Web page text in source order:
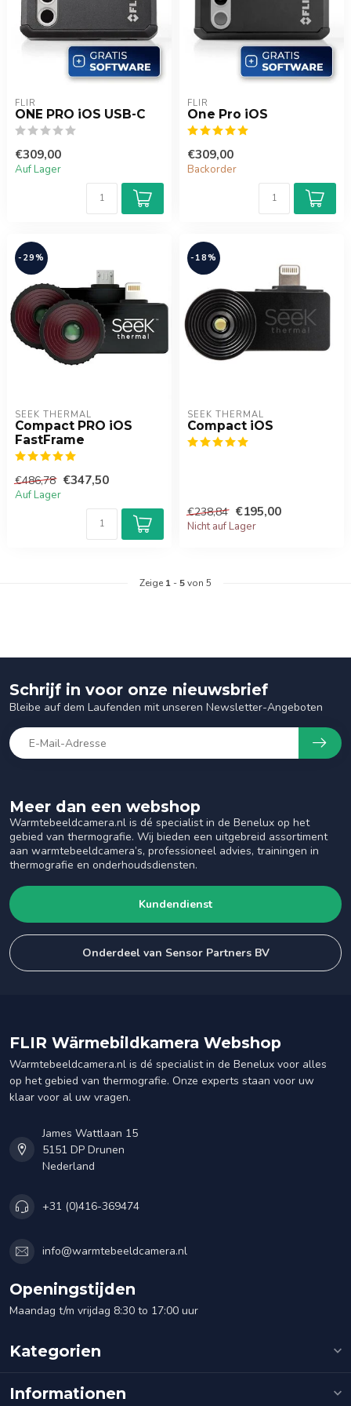
FLIR
ONE PRO iOS USB-C
€309,00
Auf Lager
FLIR
One Pro iOS
€309,00
Backorder
-29%
SEEK THERMAL
Compact PRO iOS
FastFrame
€486,78 €347,50
Auf Lager
-18%
SEEK THERMAL
Compact iOS
€238,84 €195,00
Nicht auf Lager
Zeige 1 -5von 5
Meer dan een webshop
Warmtebeeldcamera.nl is dé specialist in de Benelux op het
gebied van thermografie. Wij bieden een uitgebreid assortiment
aan warmtebeeldcamera’s, professioneel advies, trainingen in
thermografie en onderhoudsdiensten.
Kundendienst
Onderdeel van Sensor Partners BV
Schrijf in voor onze nieuwsbrief
Bleibe auf dem Laufenden mit unseren Newsletter-Angeboten
FLIR Wärmebildkamera Webshop
Warmtebeeldcamera.nl is dé specialist in de Benelux voor alles
op het gebied van thermografie. Onze experts staan voor uw
klaar voor al uw vragen.
James Wattlaan 15
5151 DP Drunen
Nederland
+31 (0)416-369474
info@warmtebeeldcamera.nl
Openingstijden
Maandag t/m vrijdag 8:30 to 17:00 uur
Kategorien
Informationen